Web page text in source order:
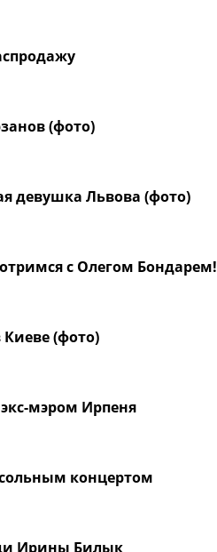
(фото)
девушка Львова (фото)
с Олегом Бондарем!
Киеве (фото)
мэром Ирпеня
сольным концертом
Ирины Билык